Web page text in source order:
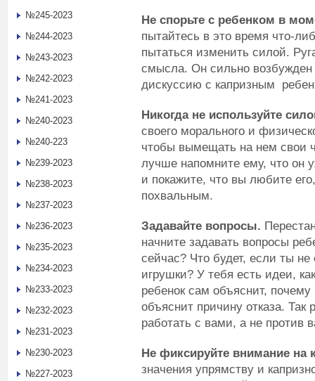
Не спорьте с ребенком в
пытайтесь в это время что-
пытаться изменить силой.
смысла. Он сильно возбужден
дискуссию с капризным
Никогда не используйте
своего морального и
чтобы вымещать на нем свои
лучше напомните ему, что он
и покажите, что вы любите
похвальным.
Задавайте вопросы.
начните задавать вопросы
сейчас? Что будет, если ты
игрушки? У тебя есть идеи,
ребенок сам объяснит,
объяснит причину отказа.
работать с вами, а не против
Не фиксируйте внимание на
значения упрямству и
№245-2023
№244-2023
№243-2023
№242-2023
№241-2023
№240-2023
№240-223
№239-2023
№238-2023
№237-2023
№236-2023
№235-2023
№234-2023
№233-2023
№232-2023
№231-2023
№230-2023
№227-2023